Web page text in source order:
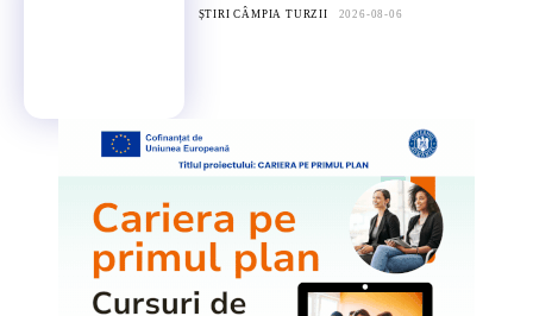
ȘTIRI CÂMPIA TURZII 2026-08-06